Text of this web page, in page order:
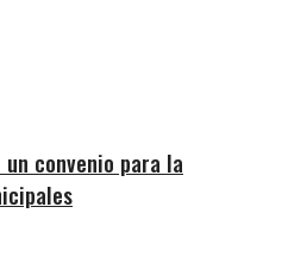
convenio para la